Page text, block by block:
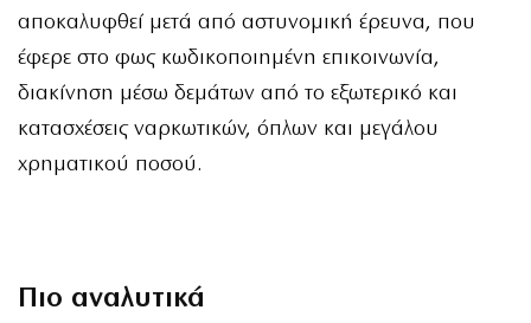
αποκαλυφθεί μετά από αστυνομική έρευνα, που
έφερε στο φως κωδικοποιημένη επικοινωνία,
διακίνηση μέσω δεμάτων από το εξωτερικό και
κατασχέσεις ναρκωτικών, όπλων και μεγάλου
χρηματικού ποσού.
Πιο αναλυτικά